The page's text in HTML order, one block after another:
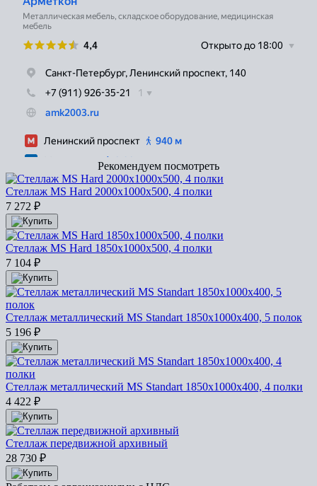
Рекомендуем посмотреть
Стеллаж MS Hard 2000х1000х500, 4 полки
7 272 ₽
Стеллаж MS Hard 1850х1000х500, 4 полки
7 104 ₽
Стеллаж металлический MS Standart 1850х1000х400, 5 полок
5 196 ₽
Стеллаж металлический MS Standart 1850х1000х400, 4 полки
4 422 ₽
Стеллаж передвижной архивный
28 730 ₽